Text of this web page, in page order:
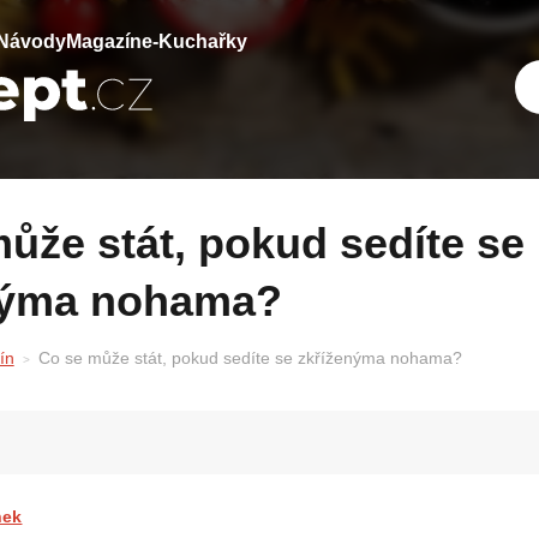
Magazíne-Kuchařky
nohama?
Co se může stát, pokud sedíte se zkříženýma nohama?